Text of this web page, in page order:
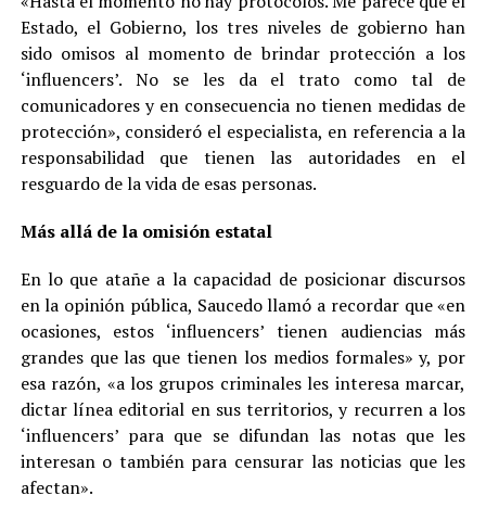
Estado, el Gobierno, los tres niveles de gobierno han
sido omisos al momento de brindar protección a los
‘influencers’. No se les da el trato como tal de
comunicadores y en consecuencia no tienen medidas de
protección», consideró el especialista, en referencia a la
responsabilidad que tienen las autoridades en el
resguardo de la vida de esas personas.
Más allá de la omisión estatal
En lo que atañe a la capacidad de posicionar discursos
en la opinión pública, Saucedo llamó a recordar que «en
ocasiones, estos ‘influencers’ tienen audiencias más
grandes que las que tienen los medios formales» y, por
esa razón, «a los grupos criminales les interesa marcar,
dictar línea editorial en sus territorios, y recurren a los
‘influencers’ para que se difundan las notas que les
interesan o también para censurar las noticias que les
afectan».